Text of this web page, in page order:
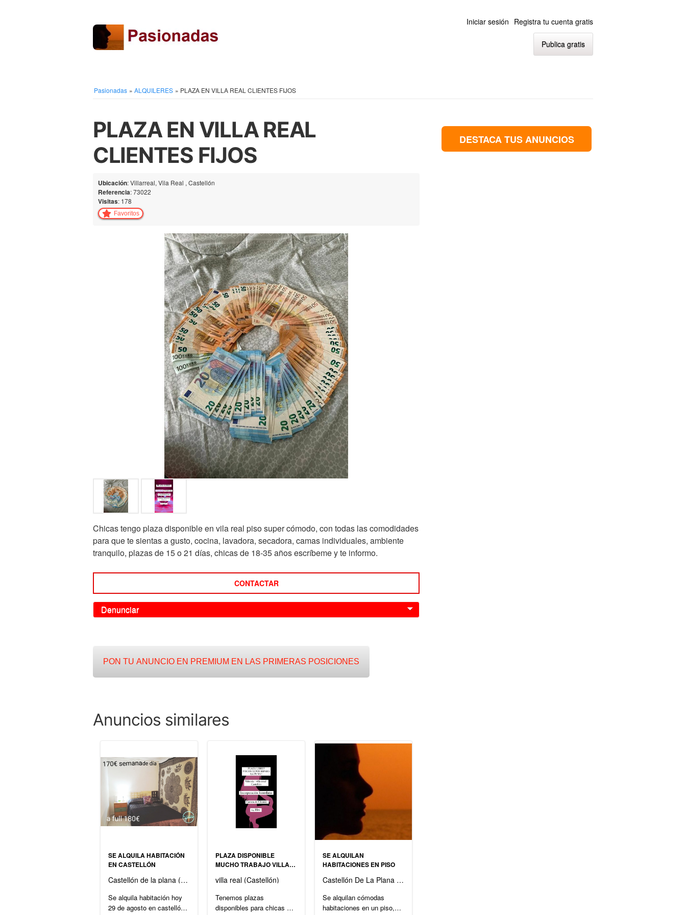
Iniciar sesión Registra tu cuenta gratis
Publica gratis
Pasionadas » ALQUILERES » PLAZA EN VILLA REAL CLIENTES FIJOS
PLAZA EN VILLA REAL
CLIENTES FIJOS
Ubicación: Villarreal, Vila Real , Castellón
Referencia: 73022
Visitas: 178
Favoritos
Chicas tengo plaza disponible en vila real piso super cómodo, con todas las comodidades
para que te sientas a gusto, cocina, lavadora, secadora, camas individuales, ambiente
tranquilo, plazas de 15 o 21 días, chicas de 18-35 años escríbeme y te informo.
CONTACTAR
Denunciar 0
PON TU ANUNCIO EN PREMIUM EN LAS PRIMERAS POSICIONES
Anuncios similares
SE ALQUILA HABITACIÓN
EN CASTELLÓN
Castellón de la plana (Castellón)
Se alquila habitación hoy
29 de agosto en castellón
PLAZA DISPONIBLE
MUCHO TRABAJO VILLA
villa real (Castellón)
Tenemos plazas
disponibles para chicas de
SE ALQUILAN
HABITACIONES EN PISO
Castellón De La Plana (Castellón)
Se alquilan cómodas
habitaciones en un piso,
DESTACA TUS ANUNCIOS